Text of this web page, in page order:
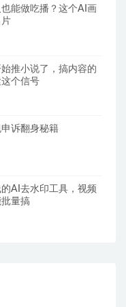
能做吃播？这个AI画
推小说了，搞内容的
这个信号
申诉翻身秘籍
AI去水印工具，视频
量搞